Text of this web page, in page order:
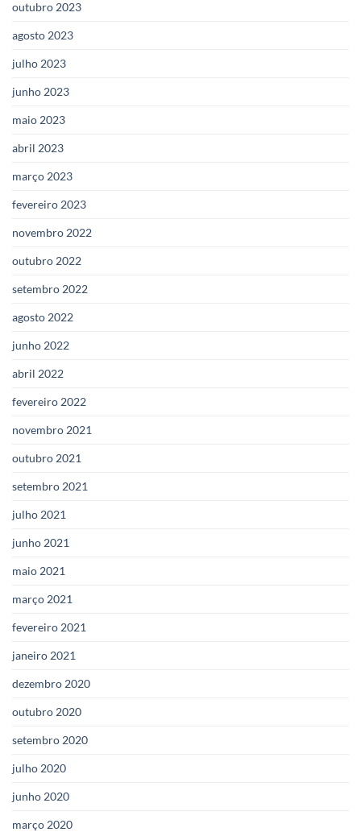
outubro 2023
agosto 2023
julho 2023
junho 2023
maio 2023
abril 2023
março 2023
fevereiro 2023
novembro 2022
outubro 2022
setembro 2022
agosto 2022
junho 2022
abril 2022
fevereiro 2022
novembro 2021
outubro 2021
setembro 2021
julho 2021
junho 2021
maio 2021
março 2021
fevereiro 2021
janeiro 2021
dezembro 2020
outubro 2020
setembro 2020
julho 2020
junho 2020
março 2020